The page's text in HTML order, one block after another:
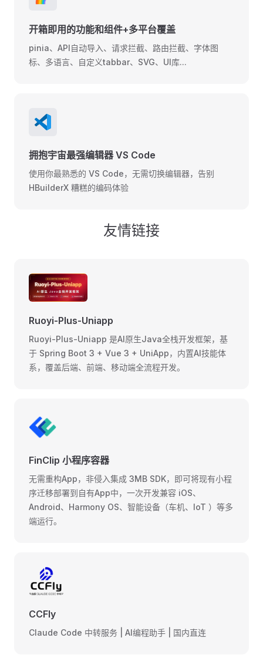
开箱即用的功能和组件+多平台覆盖
pinia、API自动导入、请求拦截、路由拦截、字体图
标、多语言、自定义tabbar、SVG、UI库...
拥抱宇宙最强编辑器 VS Code
使用你最熟悉的 VS Code，无需切换编辑器，告别
HBuilderX 糟糕的编码体验
友情链接
Ruoyi-Plus-Uniapp
Ruoyi-Plus-Uniapp 是AI原生Java全栈开发框架，基
于 Spring Boot 3 + Vue 3 + UniApp，内置AI技能体
系，覆盖后端、前端、移动端全流程开发。
FinClip 小程序容器
无需重构App，非侵入集成 3MB SDK，即可将现有小程
序迁移部署到自有App中，一次开发兼容 iOS、
Android、Harmony OS、智能设备（车机、IoT ）等多
端运行。
CCFly
Claude Code 中转服务 | AI编程助手 | 国内直连